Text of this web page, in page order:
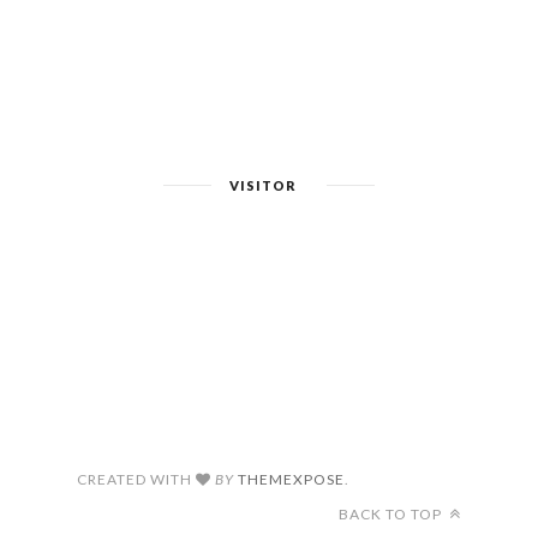
VISITOR
CREATED WITH BY THEMEXPOSE
BACK TO TOP